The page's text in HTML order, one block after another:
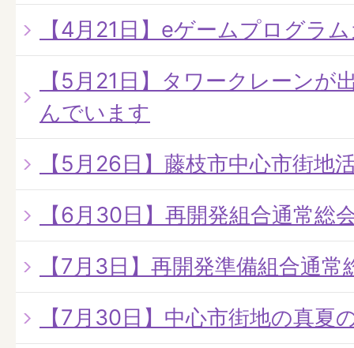
【4月21日】eゲームプログラ
【5月21日】タワークレーンが
んでいます
【5月26日】藤枝市中心市街地
【6月30日】再開発組合通常総
【7月3日】再開発準備組合通常
【7月30日】中心市街地の真夏